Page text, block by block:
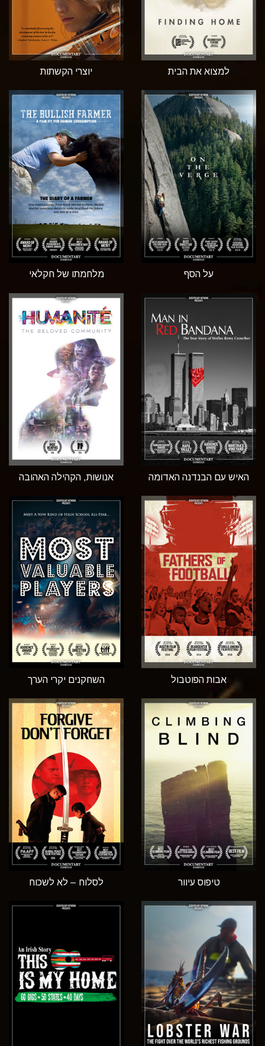
למצוא את הבית יוצרי הקשתות
על הסף מלחמתו של חקלאי
האיש עם הבנדנה האדומה אנושות, הקהילה האהובה
אבות הפוטבול השחקנים יקרי הערך
טיפוס עיוור לסלוח – לא לשכוח